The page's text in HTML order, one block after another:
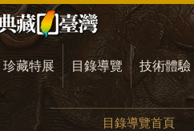
珍藏特展 目錄導覽 技術體驗
目錄導覽首頁